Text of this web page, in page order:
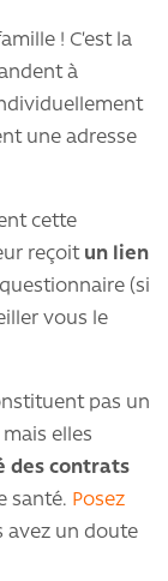
! C’est la
à
une adresse
cette
reçoit un lien
(si
vous le
pas un
elles
des contrats
santé. Posez
avez un doute